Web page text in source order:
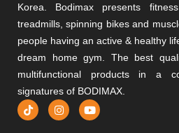
Korea. Bodimax presents
treadmills, spinning bikes and
people having an active & healthy
dream home gym. The best
multifunctional products in a
signatures of BODIMAX.